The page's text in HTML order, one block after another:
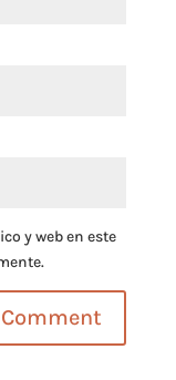
y web en este